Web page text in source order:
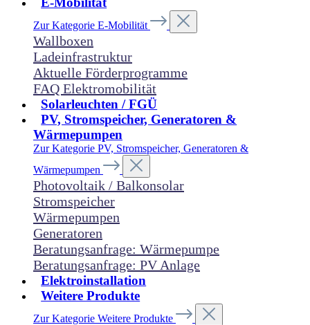
Zur Kategorie E-Mobilität
Wallboxen
Ladeinfrastruktur
Aktuelle Förderprogramme
FAQ Elektromobilität
Solarleuchten / FGÜ
PV, Stromspeicher, Generatoren &
Wärmepumpen
Zur Kategorie PV, Stromspeicher, Generatoren &
Wärmepumpen
Photovoltaik / Balkonsolar
Stromspeicher
Wärmepumpen
Generatoren
Beratungsanfrage: Wärmepumpe
Beratungsanfrage: PV Anlage
Elektroinstallation
Weitere Produkte
Zur Kategorie Weitere Produkte